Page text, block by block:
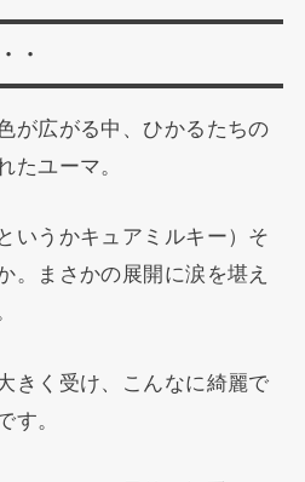
・
が広がる中、ひかるたちの
たユーマ。
いうかキュアミルキー）そ
。まさかの展開に涙を堪え
きく受け、こんなに綺麗で
す。